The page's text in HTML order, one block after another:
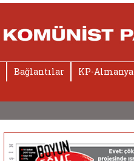
Bağlantılar
KP-Almanya